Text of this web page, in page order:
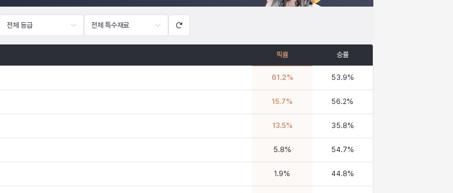
전체 등급 전체 특수재료
픽률 승률
61.2% 53.9%
15.7% 56.2%
13.5% 35.8%
5.8% 54.7%
1.9% 44.8%